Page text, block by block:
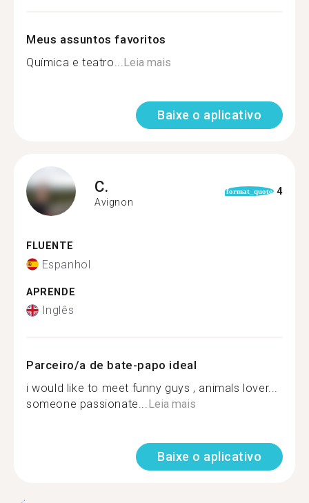
Meus assuntos favoritos
Química e teatro...Leia mais
Baixe o aplicativo
C.
Avignon
format_quote 4
FLUENTE
Espanhol
APRENDE
Inglês
Parceiro/a de bate-papo ideal
i would like to meet funny guys , animals lover...
someone passionate...Leia mais
Baixe o aplicativo